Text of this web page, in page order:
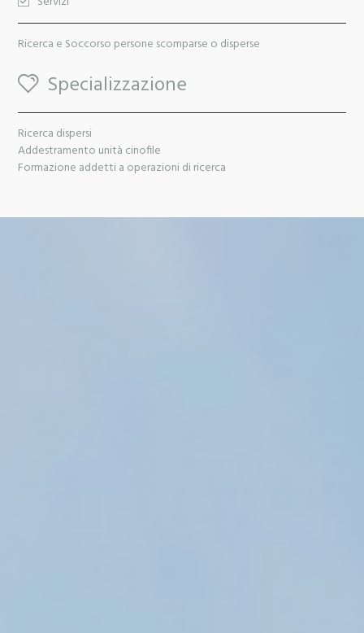
Ricerca e Soccorso persone scomparse o disperse
Specializzazione
Ricerca dispersi
Addestramento unità cinofile
Formazione addetti a operazioni di ricerca